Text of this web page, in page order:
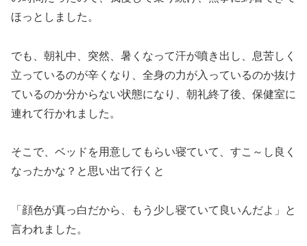
ほっとしました。
でも、朝礼中、突然、暑くなって汗が噴き出し、息苦しく
立っているのが辛くなり、全身の力が入っているのか抜け
ているのか分からない状態になり、朝礼終了後、保健室に
連れて行かれました。
そこで、ベッドを用意してもらい寝ていて、すこ～し良く
なったかな？と思い出て行くと
「顔色が真っ白だから、もう少し寝ていて良いんだよ」と
言われました。